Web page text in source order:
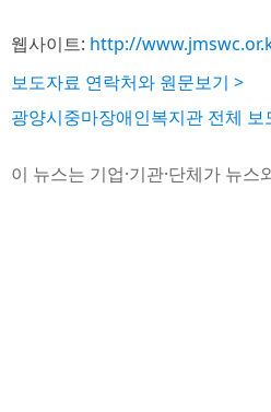
웹사이트: http://
보도자료 연락처와 원문보기 >
광양시중마장애인복지관 전체 보
이 뉴스는 기업·기관·단체가 뉴